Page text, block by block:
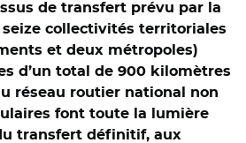
de transfert prévu par la
seize collectivités territoriales
et deux métropoles)
d’un total de 900 kilomètres
réseau routier national non
font toute la lumière
transfert définitif, aux